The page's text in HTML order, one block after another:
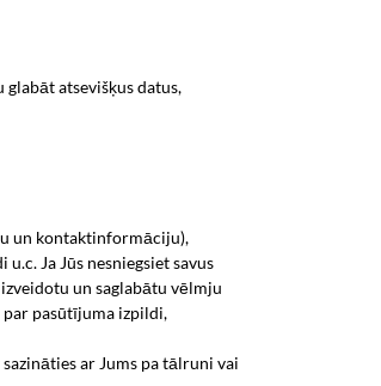
atsevišķus datus,
un kontaktinformāciju),
Ja Jūs nesniegsiet savus
un saglabātu vēlmju
pasūtījuma izpildi,
ar Jums pa tālruni vai